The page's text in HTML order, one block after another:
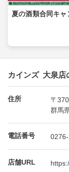
夏の酒類合同キャ
カインズ 大泉店
住所
〒
群馬
電話番号 0276-
店舗URL